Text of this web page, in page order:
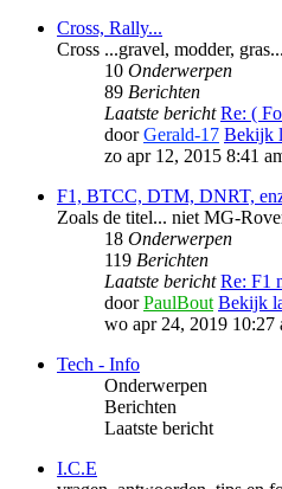
Cross, Rally...
Cross ...gravel, modder,
10 Onderwerpen
89 Berichten
Laatste bericht Re: (
doorGerald-17 Bekijk
zo apr 12, 2015 8:41
F1, BTCC, DTM, DNRT,
Zoals de titel... niet MG-
18 Onderwerpen
119 Berichten
Laatste bericht Re: F1
doorPaulBout Bekijk
wo apr 24, 2019 10:27
Tech - Info
Onderwerpen
Berichten
Laatste bericht
I.C.E